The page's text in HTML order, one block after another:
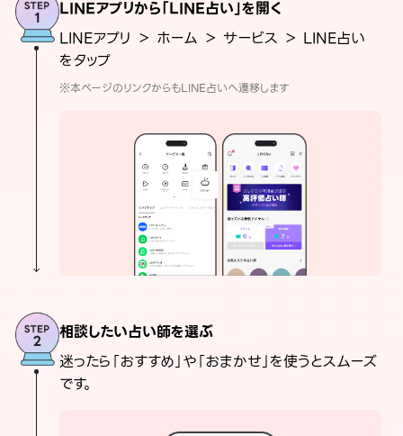
LINEアプリから「LINE占い」を開く
LINEアプリ ＞ ホーム ＞ サービス ＞ LINE占い
をタップ
※本ページのリンクからもLINE占いへ遷移します
相談したい占い師を選ぶ
迷ったら「おすすめ」や「おまかせ」を使うとスムーズ
です。